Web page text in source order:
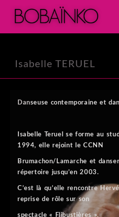
Isabelle TERUEL
Danseuse contemporaine et
Isabelle Teruel se forme au
1994, elle rejoint le CCNN
Brumachon/Lamarche et
répertoire jusqu’en 2003.
C’est là qu’elle rencontre
reprise de rôle sur son
spectacle « Flibustières ».